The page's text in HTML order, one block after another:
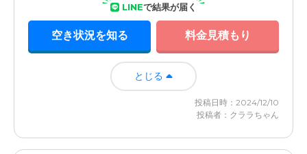
LINEで結果が届く
空き状況を知る 料金見積もり
とじる
投稿日時：2024/12/10
投稿者：クララちゃん